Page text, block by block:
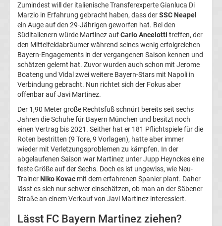
Serie
A
Türk.
Süper
Lig
Internat.
Fußball
UEFA
Zumindest will der italienische Transferexperte Gianluca Di
Marzio in Erfahrung gebracht haben, dass derSSC Neapel
ein Auge auf den 29-Jährigen geworfen hat. Bei den
Süditalienern würde Martinez aufCarlo Ancelotti treffen, der
den Mittelfeldabräumer während seines wenig erfolgreichen
Bayern-Engagements in der vergangenen Saison kennen und
schätzen gelernt hat. Zuvor wurden auch schon mit Jerome
Boateng und Vidal zwei weitere Bayern-Stars mit Napoli in
Verbindung gebracht. Nun richtet sich der Fokus aber
offenbar auf Javi Martinez.
Der 1,90 Meter große Rechtsfuß schnürt bereits seit sechs
Jahren die Schuhe für Bayern München und besitzt noch
einen Vertrag bis 2021. Seither hat er 181 Pflichtspiele für die
Roten bestritten (9 Tore, 9 Vorlagen), hatte aber immer
wieder mit Verletzungsproblemen zu kämpfen. In der
abgelaufenen Saison war Martinez unter Jupp Heynckes eine
feste Größe auf der Sechs. Doch es ist ungewiss, wie Neu-
Trainer Niko Kovac mit dem erfahrenen Spanier plant. Daher
lässt es sich nur schwer einschätzen, ob man an der Säbener
Straße an einem Verkauf von Javi Martinez interessiert.
Lässt FC Bayern Martinez ziehen?